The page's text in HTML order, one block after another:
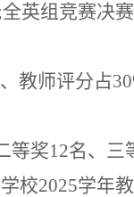
全英组竞赛决
教师评分占
等奖12名、三
校2025学年